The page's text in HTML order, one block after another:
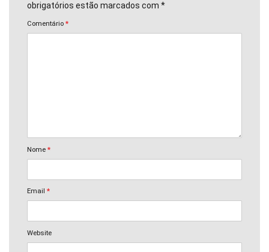
obrigatórios estão marcados com *
Comentário *
Nome *
Email *
Website